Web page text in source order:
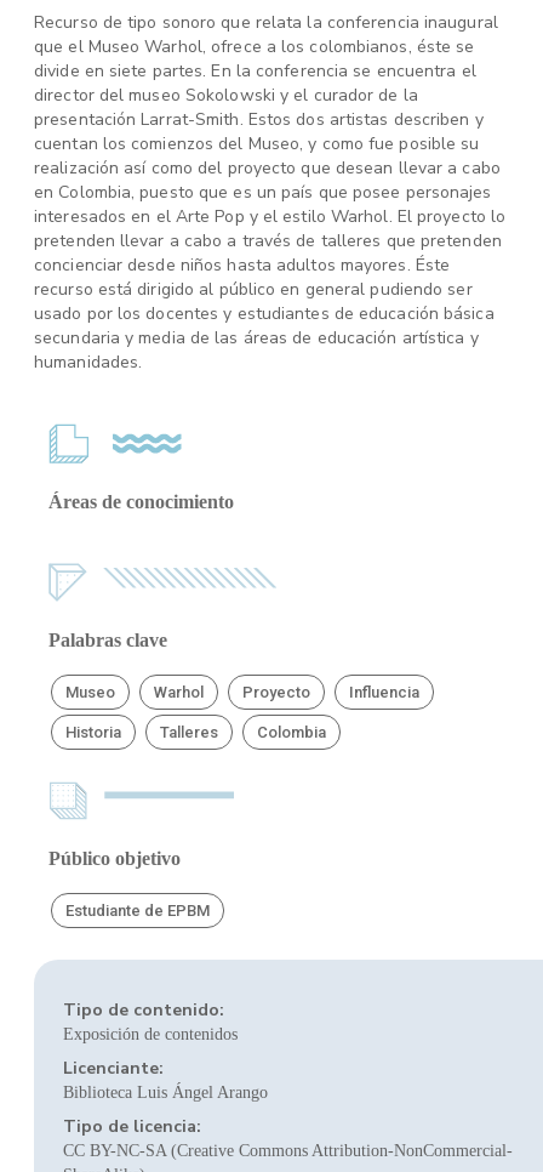
Recurso de tipo sonoro que relata la conferencia inaugural
que el Museo Warhol, ofrece a los colombianos, éste se
divide en siete partes. En la conferencia se encuentra el
director del museo Sokolowski y el curador de la
presentación Larrat-Smith. Estos dos artistas describen y
cuentan los comienzos del Museo, y como fue posible su
realización así como del proyecto que desean llevar a cabo
en Colombia, puesto que es un país que posee personajes
interesados en el Arte Pop y el estilo Warhol. El proyecto lo
pretenden llevar a cabo a través de talleres que pretenden
concienciar desde niños hasta adultos mayores. Éste
recurso está dirigido al público en general pudiendo ser
usado por los docentes y estudiantes de educación básica
secundaria y media de las áreas de educación artística y
humanidades.
Áreas de conocimiento
Palabras clave
Museo Warhol Proyecto Influencia
Historia Talleres Colombia
Público objetivo
Estudiante de EPBM
Tipo de contenido:
Exposición de contenidos
Licenciante:
Biblioteca Luis Ángel Arango
Tipo de licencia:
CC BY-NC-SA (Creative Commons Attribution-NonCommercial-